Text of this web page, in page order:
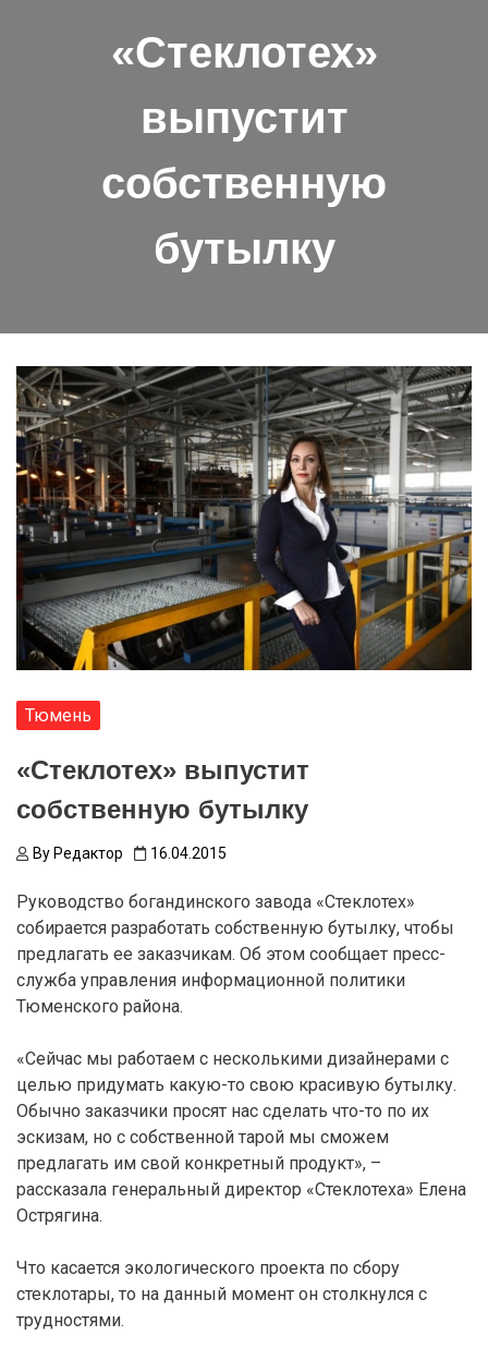
«Стеклотех»
выпустит
собственную
бутылку
Тюмень
«Стеклотех» выпустит
собственную бутылку
By Редактор 16.04.2015
Руководство богандинского завода «Стеклотех»
собирается разработать собственную бутылку, чтобы
предлагать ее заказчикам. Об этом сообщает пресс-
служба управления информационной политики
Тюменского района.
«Сейчас мы работаем с несколькими дизайнерами с
целью придумать какую-то свою красивую бутылку.
Обычно заказчики просят нас сделать что-то по их
эскизам, но с собственной тарой мы сможем
предлагать им свой конкретный продукт», –
рассказала генеральный директор «Стеклотеха» Елена
Острягина.
Что касается экологического проекта по сбору
стеклотары, то на данный момент он столкнулся с
трудностями.